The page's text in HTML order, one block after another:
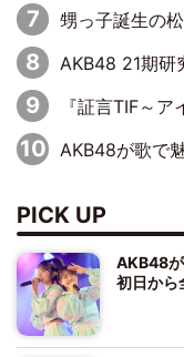
甥っ子誕生の松田好花、京都で“
AKB48 21期研
『証言TIF～アイドル戦国時代とはなんだったのか～
AKB48が歌で魅せた新
PICK UP
AKB48
初日から